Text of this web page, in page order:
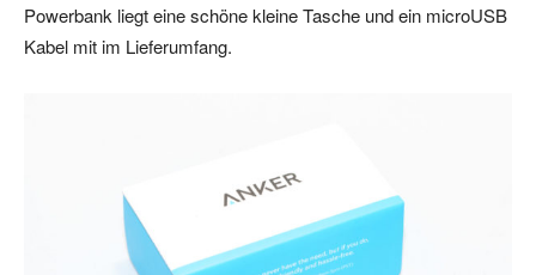
Powerbank liegt eine schöne kleine Tasche und ein microUSB
Kabel mit im Lieferumfang.